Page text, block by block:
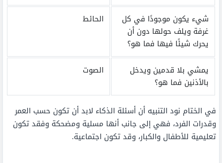
شيء يكون موجودًا في كل
غرفة ويلف حولها دون أن
يحرك شيئًا فيها فما هو؟
الحائط
يمشي بلا قدمين ويدخل
بالأذنين فما هو؟
الصوت
في الختام نود التنبيه أن أسئلة الذكاء لابد أن تكون حسب العمر
وقدرات الفرد، فهي إلى جانب أنها مسلية ومضحكة وفقد تكون
تعليمية للأطفال والكبار، وقد تكون اجتماعية.